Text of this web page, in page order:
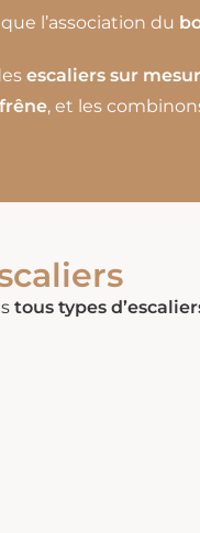
l’association du
escaliers sur
, et les
tous types